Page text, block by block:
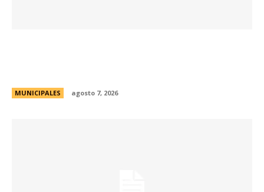
MUNICIPALES agosto 7, 2026